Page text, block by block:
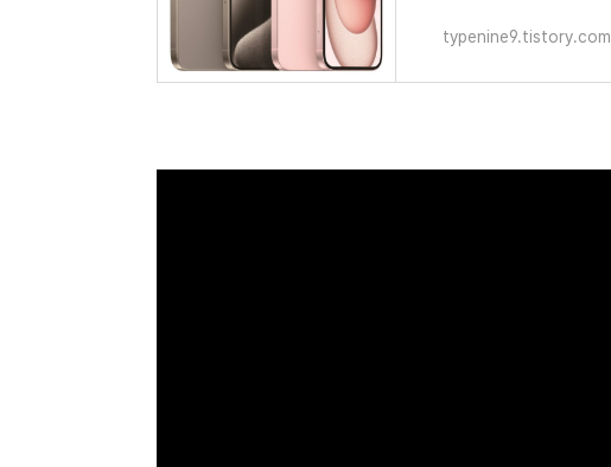
typenine9.tistory.com